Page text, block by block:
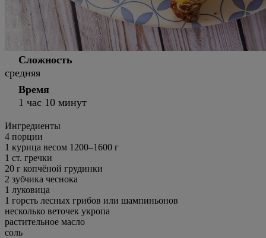
Сложность
средняя
Время
1 час 10 минут
Ингредиенты
4 порции
1 курица весом 1200–1600 г
1 ст. гречки
20 г копчёной грудинки
2 зубчика чеснока
1 луковица
1 горсть лесных грибов или шампиньонов
несколько веточек укропа
растительное масло
соль